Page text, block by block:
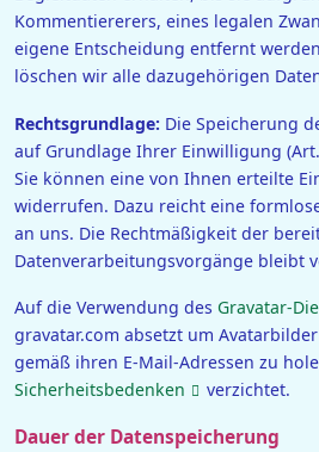
Kommentiererers, eines legalen
eigene Entscheidung entfernt
löschen wir alle dazugehörigen
Rechtsgrundlage: Die Speicherung
auf Grundlage Ihrer Einwilligung (Art.
Sie können eine von Ihnen erteilte
widerrufen. Dazu reicht eine
an uns. Die Rechtmäßigkeit der
Datenverarbeitungsvorgänge bleibt
Auf die Verwendung des Gravatar-
gravatar.com absetzt um
gemäß ihren E-Mail-Adressen zu
Sicherheitsbedenken
verzichtet.
Dauer der Datenspeicherung